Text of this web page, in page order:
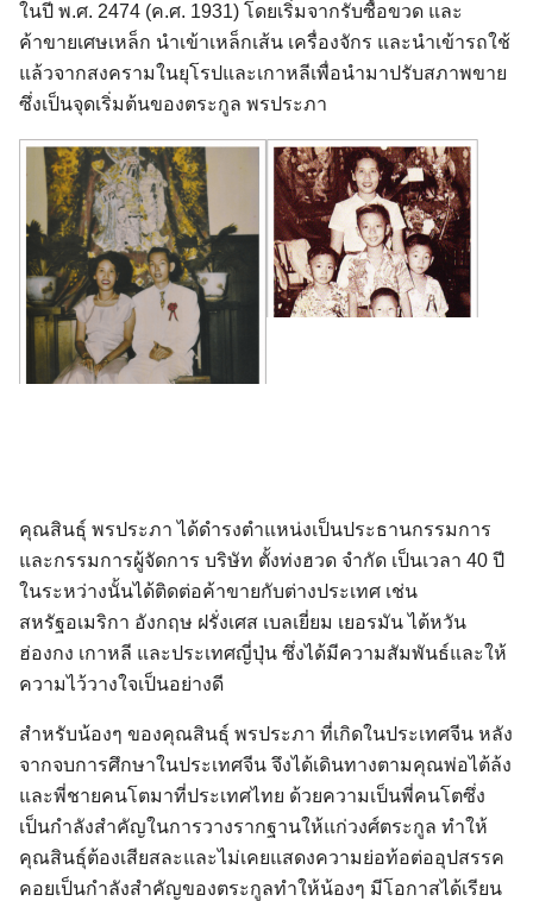
Search
for:
Search
ในปี พ.ศ. 2474 (ค.ศ. 1931) โดยเริ่มจากรับซื้อขวด และ
ค้าขายเศษเหล็ก นำเข้าเหล็กเส้น เครื่องจักร และนำเข้ารถใช้
แล้วจากสงครามในยุโรปและเกาหลีเพื่อนำมาปรับสภาพขาย
ซึ่งเป็นจุดเริ่มต้นของตระกูล พรประภา
คุณสินธุ์ พรประภา ได้ดำรงตำแหน่งเป็นประธานกรรมการ
และกรรมการผู้จัดการ บริษัท ตั้งท่งฮวด จำกัด เป็นเวลา 40 ปี
ในระหว่างนั้นได้ติดต่อค้าขายกับต่างประเทศ เช่น
สหรัฐอเมริกา อังกฤษ ฝรั่งเศส เบลเยี่ยม เยอรมัน ไต้หวัน
ฮ่องกง เกาหลี และประเทศญี่ปุ่น ซึ่งได้มีความสัมพันธ์และให้
ความไว้วางใจเป็นอย่างดี
สำหรับน้องๆ ของคุณสินธุ์ พรประภา ที่เกิดในประเทศจีน หลัง
จากจบการศึกษาในประเทศจีน จึงได้เดินทางตามคุณพ่อไต้ล้ง
และพี่ชายคนโตมาที่ประเทศไทย ด้วยความเป็นพี่คนโตซึ่ง
เป็นกำลังสำคัญในการวางรากฐานให้แก่วงศ์ตระกูล ทำให้
คุณสินธุ์ต้องเสียสละและไม่เคยแสดงความย่อท้อต่ออุปสรรค
คอยเป็นกำลังสำคัญของตระกูลทำให้น้องๆ มีโอกาสได้เรียน